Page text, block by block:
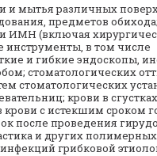
и мытья различных
предметов обихода;
ИМН (включая
инструменты, в том числе
и гибкие эндоскопы,
стоматологических
стоматологических
крови в
крови с истекшим сроком
после проведения
и других
грибковой